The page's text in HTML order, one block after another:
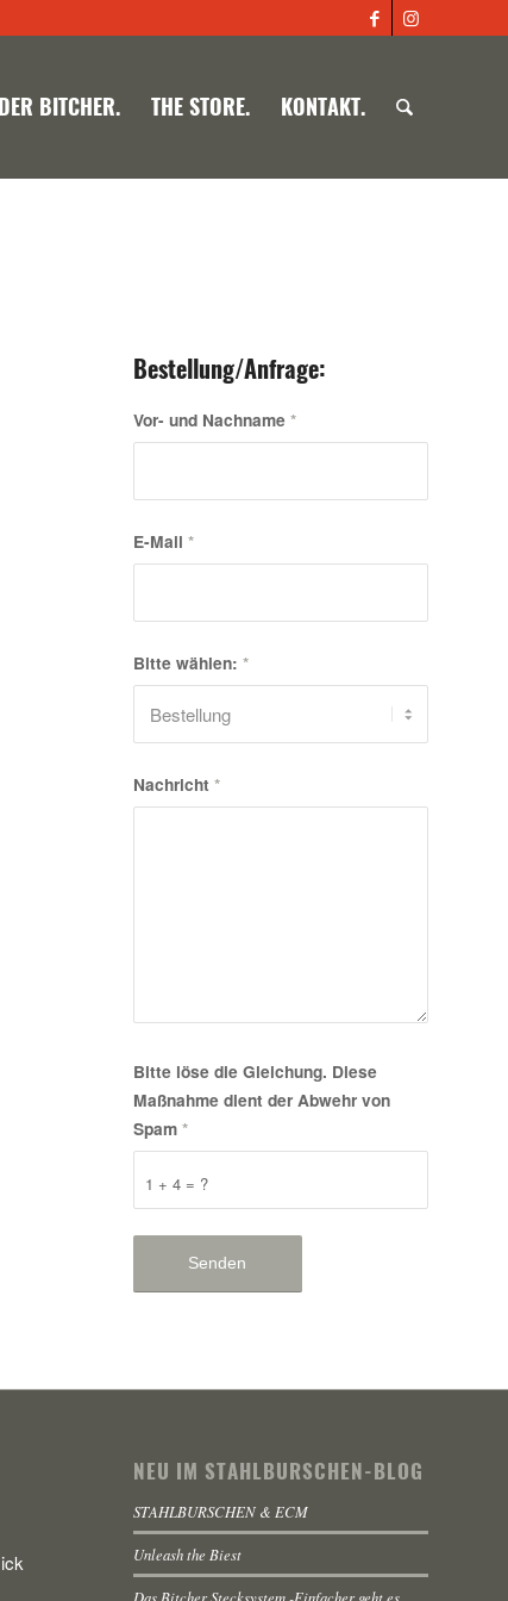
DER BITCHER. THE STORE. KONTAKT.
Bestellung/Anfrage:
Vor- und Nachname *
E-Mail *
Bitte wählen: *
Nachricht *
1 + 4 = ?
Bitte löse die Gleichung. Diese
Maßnahme dient der Abwehr von
Spam *
NEU IM STAHLBURSCHEN-BLOG
STAHLBURSCHEN & ECM
Unleash the Biest
Das Bitcher Stecksystem -Einfacher geht es